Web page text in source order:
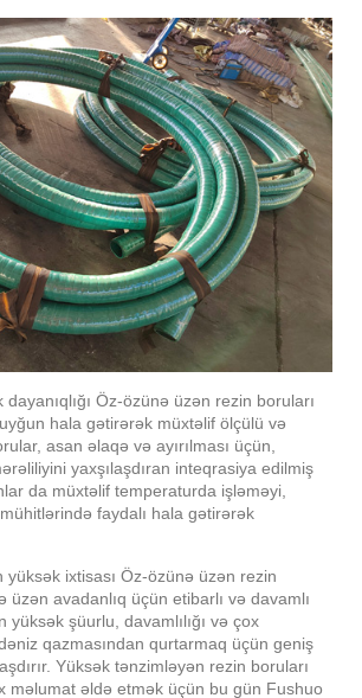
Öz-özünə üzən rezin boruları
hala gətirərək müxtəlif ölçülü və
asan əlaqə və ayırılması üçün,
yaxşılaşdıran inteqrasiya edilmiş
da müxtəlif temperaturda işləməyi,
faydalı hala gətirərək
yüksək ixtisası Öz-özünə üzən rezin
üzən avadanlıq üçün etibarlı və davamlı
yüksək şüurlu, davamlılığı və çox
qazmasından qurtarmaq üçün geniş
Yüksək tənzimləyən rezin boruları
məlumat əldə etmək üçün bu gün Fushuo